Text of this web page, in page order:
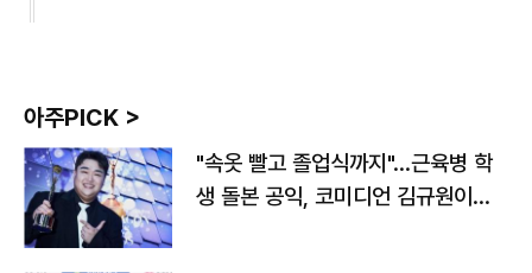
아주PICK >
"속옷 빨고 졸업식까지"…근육병 학
생 돌본 공익, 코미디언 김규원이었